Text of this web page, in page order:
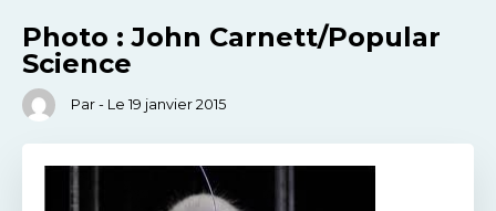
Photo : John Carnett/Popular
Science
Par - Le 19 janvier 2015